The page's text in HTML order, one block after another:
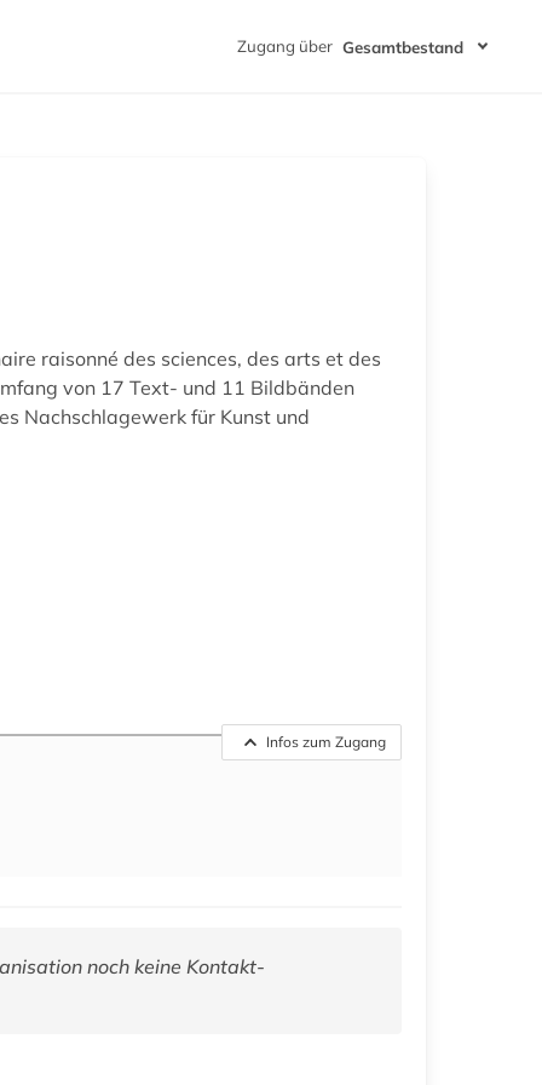
Zugang über Gesamtbestand
raisonné des sciences, des arts et des
von 17 Text- und 11 Bildbänden
Nachschlagewerk für Kunst und
Infos zum Zugang
noch keine Kontakt-